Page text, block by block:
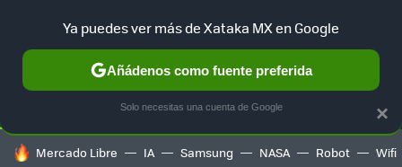
SELECCIÓN GAMING HOME AUTO TERRITORIO
HOY SE HABLA DE
Mercado Libre IA Samsung NASA Robot Wifi
×
Ya puedes ver más de Xataka MX en Google
Añádenos como fuente preferida
Solo necesitas una cuenta de Google